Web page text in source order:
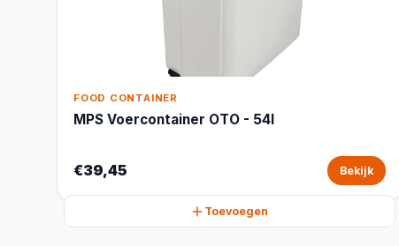
FOOD CONTAINER
MPS Voercontainer OTO - 54l
€39,45 Bekijk
Toevoegen